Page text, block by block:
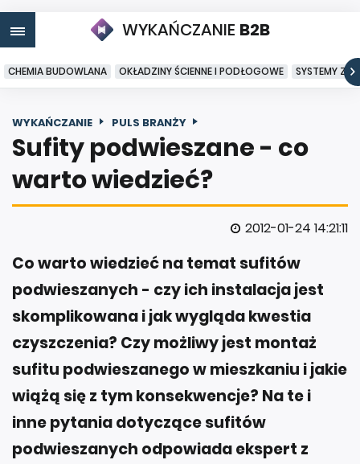
WYKAŃCZANIE B2B
CHEMIA BUDOWLANA OKŁADZINY ŚCIENNE I PODŁOGOWE SYSTEMY
WYKAŃCZANIE PULS BRANŻY
Sufity podwieszane - co
warto wiedzieć?
2012-01-24 14:21:11
Co warto wiedzieć na temat sufitów
podwieszanych - czy ich instalacja jest
skomplikowana i jak wygląda kwestia
czyszczenia? Czy możliwy jest montaż
sufitu podwieszanego w mieszkaniu i jakie
wiążą się z tym konsekwencje? Na te i
inne pytania dotyczące sufitów
podwieszanych odpowiada ekspert z